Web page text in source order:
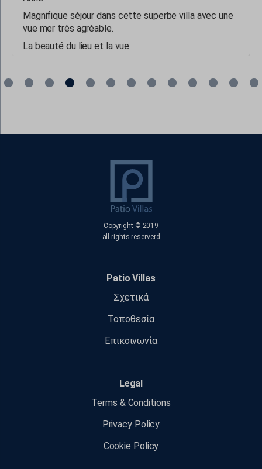
Magnifique séjour dans cette superbe villa avec une
vue mer très agréable.
La beauté du lieu et la vue
read more
Copyright © 2019
all rights reserverd
Patio Villas
Σχετικά
Τοποθεσία
Επικοινωνία
Legal
Terms & Conditions
Privacy Policy
Cookie Policy